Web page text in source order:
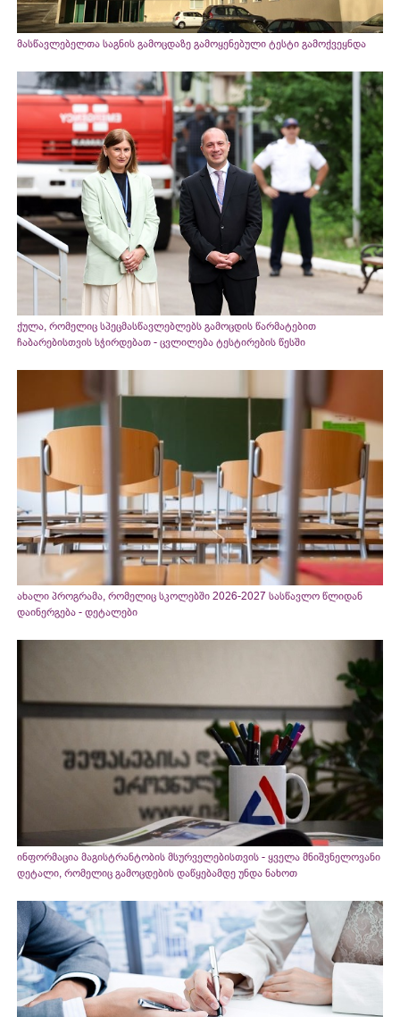
მასწავლებელთა საგნის გამოცდაზე გამოყენებული ტესტი გამოქვეყნდა
ქულა, რომელიც სპეცმასწავლებლებს გამოცდის წარმატებით
ჩაბარებისთვის სჭირდებათ - ცვლილება ტესტირების წესში
ახალი პროგრამა, რომელიც სკოლებში 2026-2027 სასწავლო წლიდან
დაინერგება - დეტალები
ინფორმაცია მაგისტრანტობის მსურველებისთვის - ყველა მნიშვნელოვანი
დეტალი, რომელიც გამოცდების დაწყებამდე უნდა ნახოთ